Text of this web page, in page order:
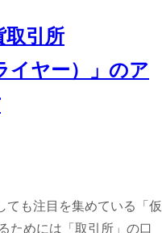
取引所
イヤー）」のア
ても注目を集めている「仮
ためには「取引所」の口